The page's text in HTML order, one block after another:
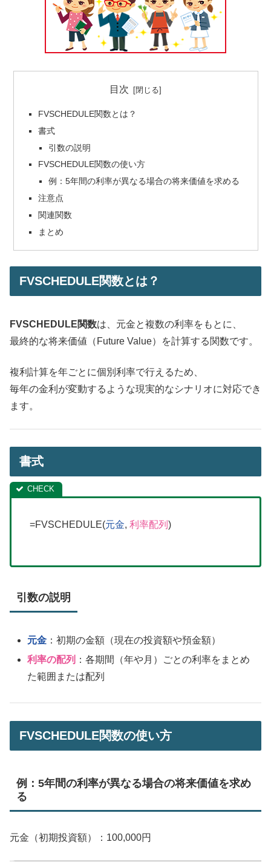
目次
FVSCHEDULE関数とは？
書式
引数の説明
FVSCHEDULE関数の使い方
例：5年間の利率が異なる場合の将来価値を求める
注意点
関連関数
まとめ
FVSCHEDULE関数とは？
FVSCHEDULE関数は、元金と複数の利率をもとに、
最終的な将来価値（Future Value）を計算する関数です。
複利計算を年ごとに個別利率で行えるため、
毎年の金利が変動するような現実的なシナリオに対応でき
ます。
書式
=FVSCHEDULE(元金, 利率配列 )
引数の説明
元金 ：初期の金額（現在の投資額や預金額）
利率の配列 ：各期間（年や月）ごとの利率をまとめ
た範囲または配列
FVSCHEDULE関数の使い方
例：5年間の利率が異なる場合の将来価値を求め
る
元金（初期投資額）：100,000円